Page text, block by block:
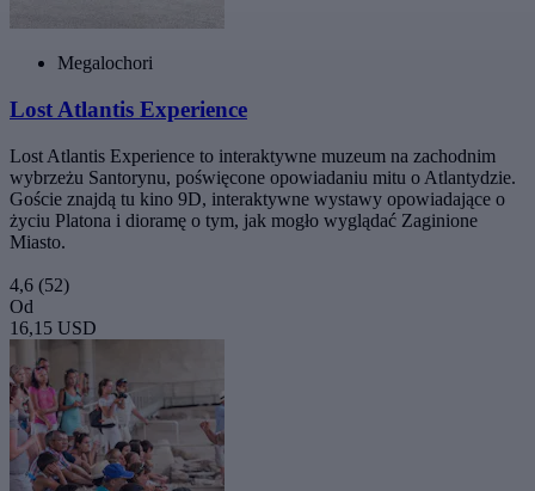
Megalochori
Lost Atlantis Experience
Lost Atlantis Experience to interaktywne muzeum na zachodnim
wybrzeżu Santorynu, poświęcone opowiadaniu mitu o Atlantydzie.
Goście znajdą tu kino 9D, interaktywne wystawy opowiadające o
życiu Platona i dioramę o tym, jak mogło wyglądać Zaginione
Miasto.
4,6 (52)
Od
16,15 USD